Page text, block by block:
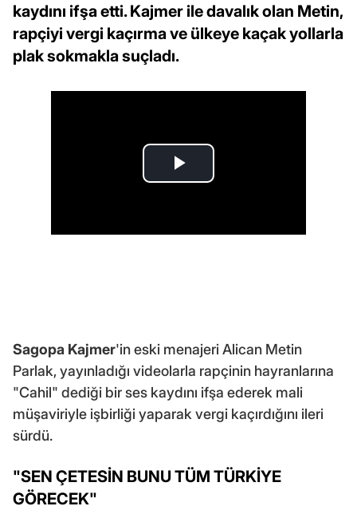
kaydını ifşa etti. Kajmer ile davalık olan Metin,
rapçiyi vergi kaçırma ve ülkeye kaçak yollarla
plak sokmakla suçladı.
Sagopa Kajmer'in eski menajeri Alican Metin
Parlak, yayınladığı videolarla rapçinin hayranlarına
"Cahil" dediği bir ses kaydını ifşa ederek mali
müşaviriyle işbirliği yaparak vergi kaçırdığını ileri
sürdü.
"SEN ÇETESİN BUNU TÜM TÜRKİYE
GÖRECEK"